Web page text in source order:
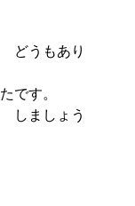
どうもあり
です。
しましょう